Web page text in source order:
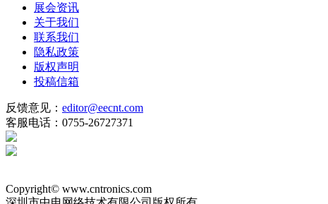
展会资讯
关于我们
联系我们
隐私政策
版权声明
投稿信箱
反馈意见： editor@eecnt.com
客服电话：0755-26727371
Copyright© www.cntronics.com